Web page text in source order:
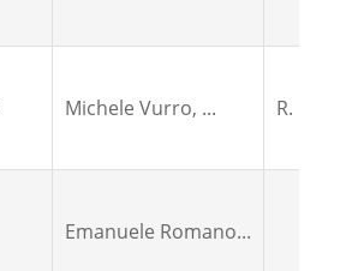
Michele Vurro, ... R.
Emanuele Romano...